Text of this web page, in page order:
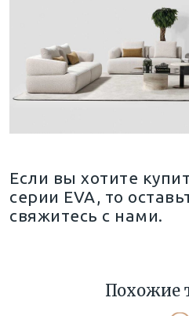
Если вы хотите
серии EVA, то
свяжитесь с нами.
Похожие